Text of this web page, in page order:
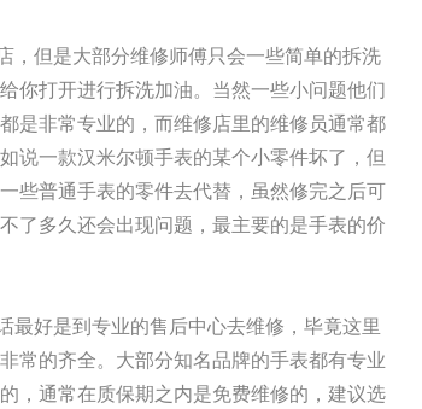
但是大部分维修师傅只会一些简单的拆洗
你打开进行拆洗加油。当然一些小问题他们
是非常专业的，而维修店里的维修员通常都
说一款汉米尔顿手表的某个小零件坏了，但
些普通手表的零件去代替，虽然修完之后可
了多久还会出现问题，最主要的是手表的价
好是到专业的售后中心去维修，毕竟这里
常的齐全。大部分知名品牌的手表都有专业
，通常在质保期之内是免费维修的，建议选